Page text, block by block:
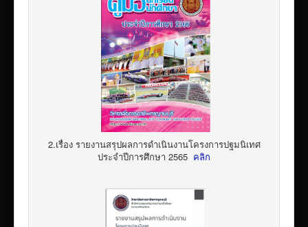
2.เรื่อง รายงานสรุปผลการดำเนินงานโครงการปฐมนิเทศ
ประจำปีการศึกษา 2565 คลิก